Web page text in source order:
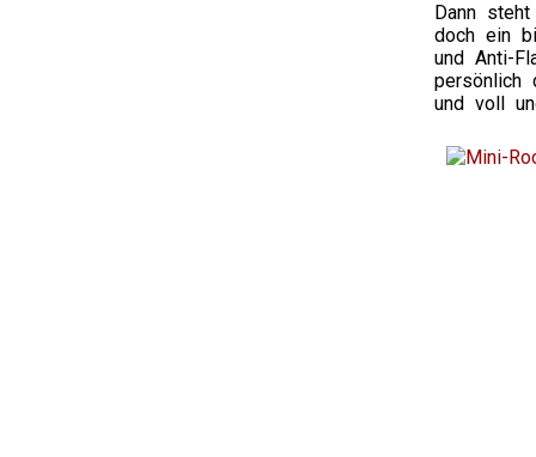
Dann
doch ein
und Anti-
persönlich
und voll